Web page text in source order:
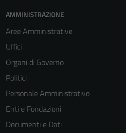
AMMINISTRAZIONE
Aree Amministrative
Uffici
Organi di Governo
Politici
Personale Amministrativo
Enti e Fondazioni
Documenti e Dati